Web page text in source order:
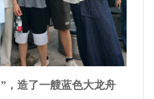
” ，造了一艘蓝色大龙舟